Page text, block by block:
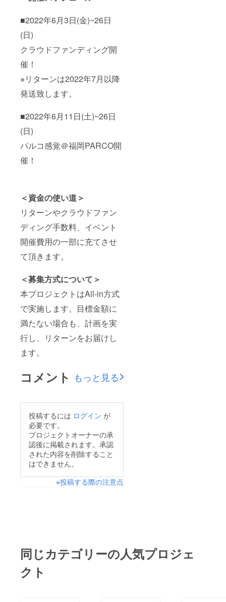
■2022年6月3日(金)~26日
(日)
クラウドファンディング開
催！
※リターンは2022年7月以降
発送致します。
■2022年6月11日(土)~26日
(日)
パルコ感覚＠福岡PARCO開
催！
＜資金の使い道＞
リターンやクラウドファン
ディング手数料、イベント
開催費用の一部に充てさせ
て頂きます。
＜募集方式について＞
本プロジェクトはAll-in方式
で実施します。目標金額に
満たない場合も、計画を実
行し、リターンをお届けし
ます。
コメント もっと見る
投稿するには ログイン が
必要です。
プロジェクトオーナーの承
認後に掲載されます。承認
された内容を削除すること
はできません。
※投稿する際の注意点
同じカテゴリーの人気プロジェ
クト